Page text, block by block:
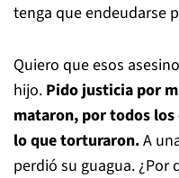
tenga que endeudarse
Quiero que esos
hijo. Pido justicia por
mataron, por todos
lo que torturaron.A
perdió su guagua.